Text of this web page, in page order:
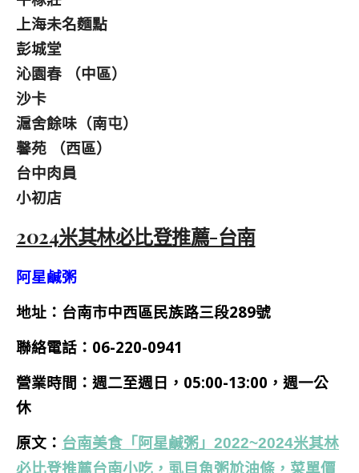
上海未名麵點
彭城堂
沁園春 （中區）
沙卡
滬舍餘味（南屯）
馨苑 （西區）
台中肉員
小初店
2024米其林必比登推薦-台南
阿星鹹粥
地址：台南市中西區民族路三段289號
聯絡電話： 06-220-0941
營業時間：週二至週日，05:00-13:00，週一公
休
原文： 台南美食「阿星鹹粥」2022~2024米其林
必比登推薦台南小吃，虱目魚粥尬油條，菜單價